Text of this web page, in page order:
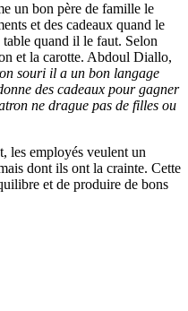
un bon père de famille le
et des cadeaux quand le
quand il le faut. Selon
et la carotte. Abdoul Diallo,
souri il a un bon langage
des cadeaux pour gagner
ne drague pas de filles ou
les employés veulent un
dont ils ont la crainte. Cette
et de produire de bons